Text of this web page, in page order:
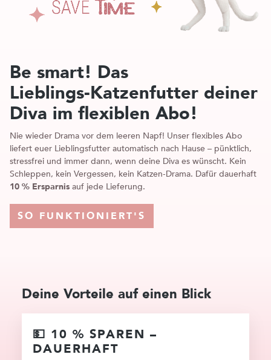
Be smart! Das
Lieblings‑Katzenfutter deiner
Diva im flexiblen Abo!
Nie wieder Drama vor dem leeren Napf! Unser flexibles Abo
liefert euer Lieblingsfutter automatisch nach Hause – pünktlich,
stressfrei und immer dann, wenn deine Diva es wünscht. Kein
Schleppen, kein Vergessen, kein Katzen‑Drama. Dafür dauerhaft
10 % Ersparnis auf jede Lieferung.
SO FUNKTIONIERT'S
Deine Vorteile auf einen Blick
💵 10 % SPAREN –
DAUERHAFT